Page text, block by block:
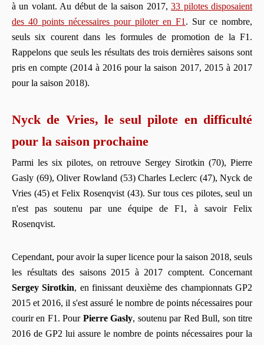
à un volant. Au début de la saison 2017,33 pilotes disposaient
des 40 points nécessaires pour piloter en F1 . Sur ce nombre,
seuls six courent dans les formules de promotion de la F1.
Rappelons que seuls les résultats des trois dernières saisons sont
pris en compte (2014 à 2016 pour la saison 2017, 2015 à 2017
pour la saison 2018).
Nyck de Vries, le seul pilote en difficulté
pour la saison prochaine
Parmi les six pilotes, on retrouve Sergey Sirotkin (70), Pierre
Gasly (69), Oliver Rowland (53) Charles Leclerc (47), Nyck de
Vries (45) et Felix Rosenqvist (43). Sur tous ces pilotes, seul un
n'est pas soutenu par une équipe de F1, à savoir Felix
Rosenqvist.
Cependant, pour avoir la super licence pour la saison 2018, seuls
les résultats des saisons 2015 à 2017 comptent. Concernant
Sergey Sirotkin, en finissant deuxième des championnats GP2
2015 et 2016, il s'est assuré le nombre de points nécessaires pour
courir en F1. Pour Pierre Gasly, soutenu par Red Bull, son titre
2016 de GP2 lui assure le nombre de points nécessaires pour la